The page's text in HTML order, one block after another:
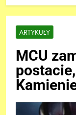
ARTYKUŁY
MCU